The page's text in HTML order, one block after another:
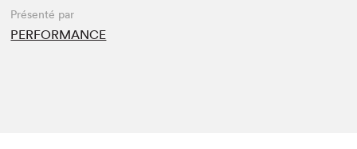
Présenté par
PERFORMANCE